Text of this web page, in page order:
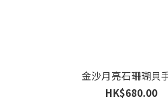
金沙月亮石珊瑚貝
HK$680.00